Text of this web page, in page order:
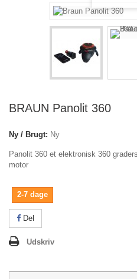
BRAUN Panolit 360
Ny / Brugt: Ny
Panolit 360 et elektronisk 360
motor
2-7 dage
Del
Udskriv